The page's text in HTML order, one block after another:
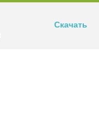
Скачать